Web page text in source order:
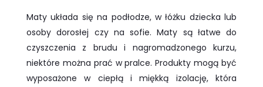
Maty układa się na podłodze, w łóżku dziecka lub
osoby dorosłej czy na sofie. Maty są łatwe do
czyszczenia z brudu i nagromadzonego kurzu,
niektóre można prać w pralce. Produkty mogą być
wyposażone w ciepłą i miękką izolację, która